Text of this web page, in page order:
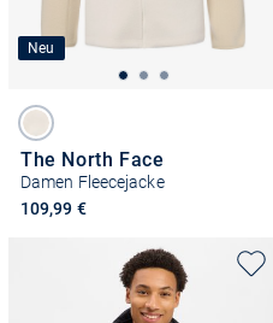
Neu
The North Face
Damen Fleecejacke
109,99 €